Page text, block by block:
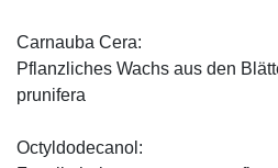
Carnauba Cera:
Pflanzliches Wachs aus den
prunifera
Octyldodecanol: